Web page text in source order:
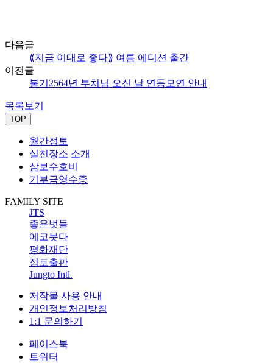
다음글
⟪지금 이대로 좋다⟫ 여름 에디션 출간
이전글
불기2564년 부처님 오신 날 연등모연 안내
목록보기
TOP
월간정토
실천장소 소개
삼보수호비
기부금영수증
FAMILY SITE
JTS
좋은벗들
에코붓다
평화재단
정토출판
Jungto Intl.
저작물 사용 안내
개인정보처리방침
1:1 문의하기
페이스북
트위터